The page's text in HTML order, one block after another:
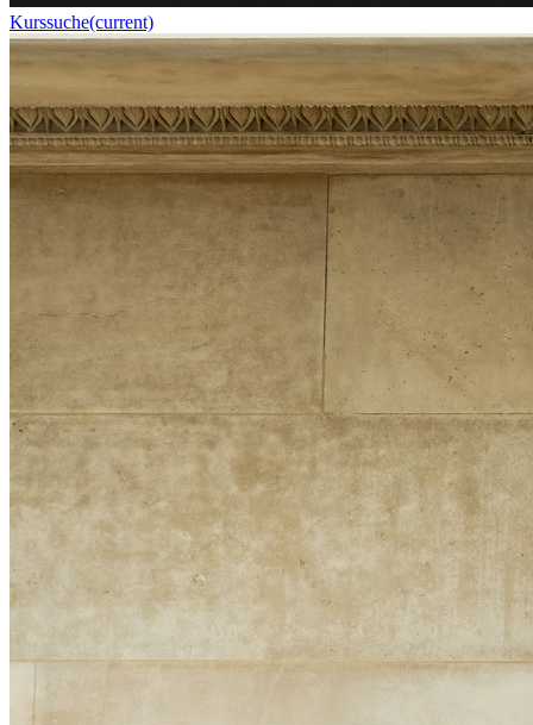
Kurssuche(current)